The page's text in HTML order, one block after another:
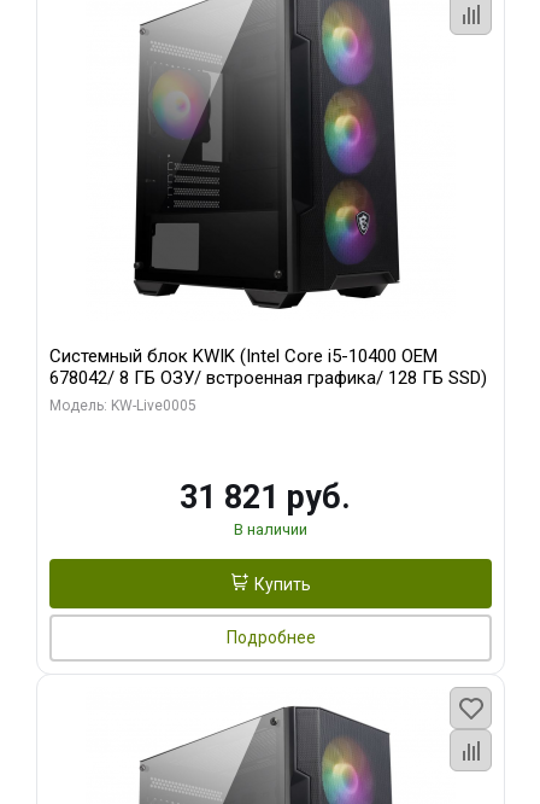
Системный блок KWIK (Intel Core i5-10400 OEM
678042/ 8 ГБ ОЗУ/ встроенная графика/ 128 ГБ SSD)
Модель: KW-Live0005
31 821 руб.
В наличии
Купить
Подробнее